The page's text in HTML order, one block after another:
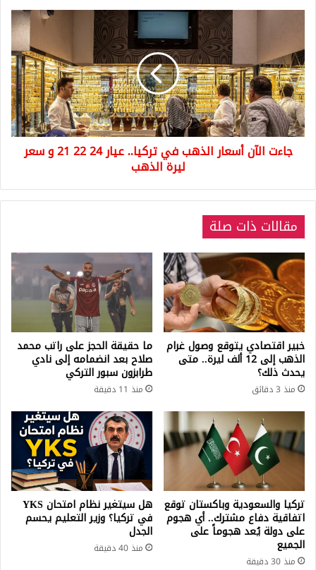
أسعار
الذهب
في
تركيا..
عيار
24
22
ليرة
جاءت الآن أسعار الذهب في تركيا.. عيار 24 22 21 و سعر
ليرة الذهب
مقالات ذات صلة
خبير اقتصادي يتوقع وصول غرام
الذهب إلى 12 ألف ليرة.. متى
يحدث ذلك؟
منذ 3 دقائق
ما حقيقة الحجز على راتب محمد
صلاح بعد انضمامه إلى نادي
طرابزون سبور التركي
منذ 11 دقيقة
تركيا والسعودية وباكستان توقع
اتفاقية دفاع مشترك.. أي هجوم
على دولة يُعد هجوماً على
الجميع
منذ 30 دقيقة
هل سيتغير نظام امتحان YKS
في تركيا؟ وزير التعليم يحسم
الجدل
منذ 40 دقيقة